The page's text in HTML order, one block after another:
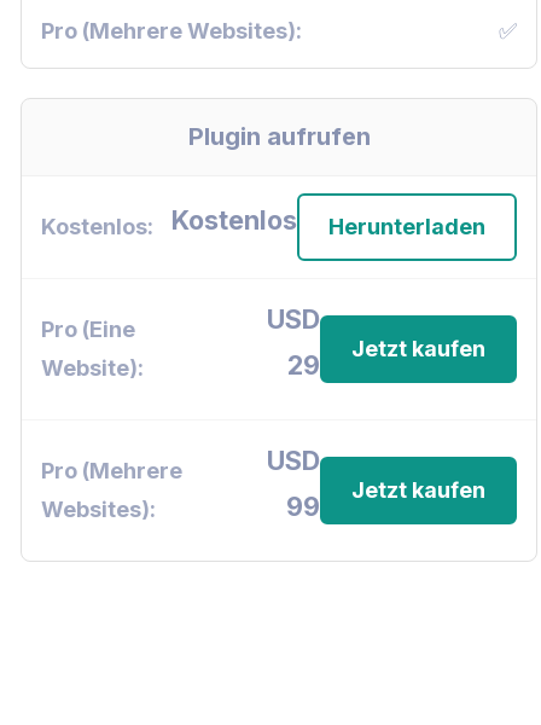
✅
Plugin aufrufen
Kostenlos Herunterladen
USD
29
Jetzt kaufen
USD
99
Jetzt kaufen